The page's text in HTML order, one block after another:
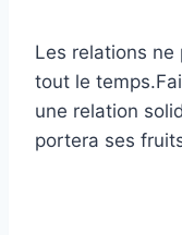
Les relations ne
tout le
une relation
portera ses